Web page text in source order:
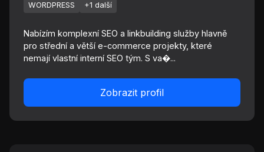
WORDPRESS
+1 další
Nabízím komplexní SEO a linkbuilding služby hlavně
pro střední a větší e-commerce projekty, které
nemají vlastní interní SEO tým. S va�...
Zobrazit profil